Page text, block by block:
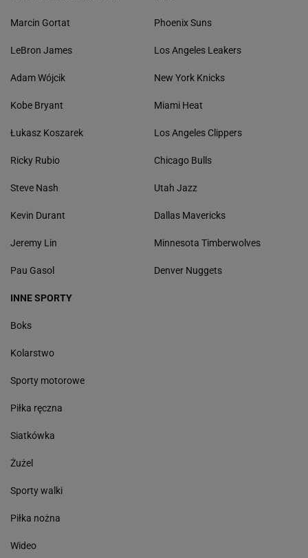
Marcin Gortat
LeBron James
Adam Wójcik
Kobe Bryant
Łukasz Koszarek
Ricky Rubio
Steve Nash
Kevin Durant
Jeremy Lin
Pau Gasol
Phoenix Suns
Los Angeles Leakers
New York Knicks
Miami Heat
Los Angeles Clippers
Chicago Bulls
Utah Jazz
Dallas Mavericks
Minnesota Timberwolves
Denver Nuggets
INNE SPORTY
Boks
Kolarstwo
Sporty motorowe
Piłka ręczna
Siatkówka
Żużel
Sporty walki
Piłka nożna
Wideo